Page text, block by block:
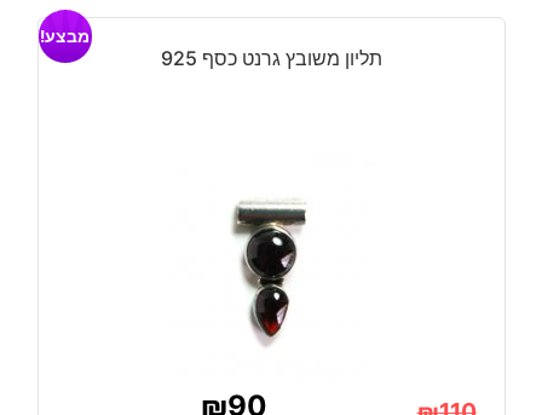
תליון משובץ גרנט כסף 925
מבצע!
₪90